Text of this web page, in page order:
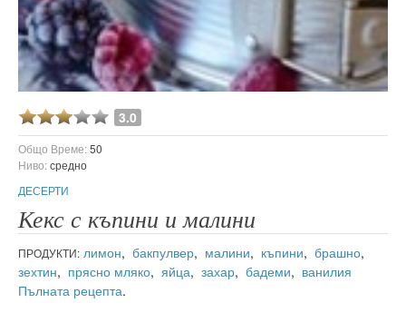
3.0
Общо Време:50
Ниво:средно
ДЕСЕРТИ
Кекс с къпини и малини
ПРОДУКТИ: лимон, бакпулвер, малини, къпини, брашно,
зехтин, прясно мляко, яйца, захар, бадеми, ванилия
Пълната рецепта.